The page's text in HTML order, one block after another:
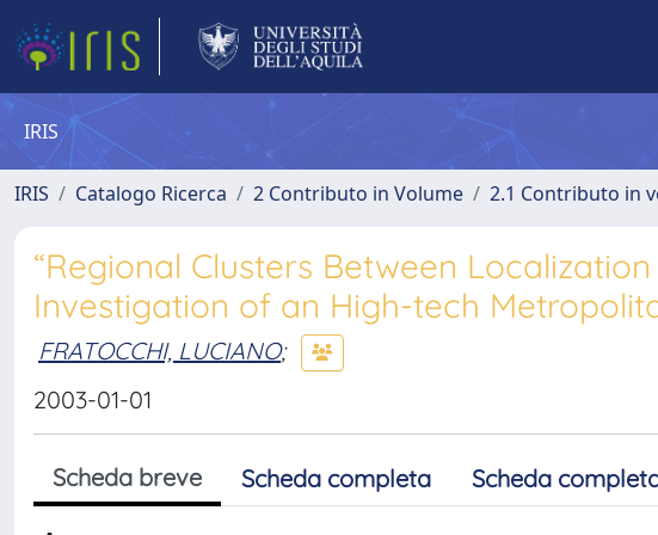
IRIS
IRIS Catalogo Ricerca 2 Contributo in Volume 2.1 Contributo in
“Regional Clusters Between
Investigation of an High-tech
FRATOCCHI, LUCIANO;
2003-01-01
Scheda breve Scheda completa Scheda